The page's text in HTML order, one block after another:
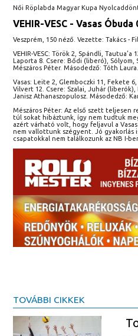
Női Röplabda Magyar Kupa
VEHIR-VESC - Vasas
Veszprém, 150 néző. Vezette: Takács -
VEHIR-VESC: Török 2, Spándli, Tautua’a
Laporta 8. Csere: Bődi (liberó), Sólyom,
Mészáros Péter. Másodedző: Tóth Laura.
Vasas: Leite 2, Glemboczki 11, Fekete
Vilvert 12. Csere: Szalai, Juhár (liberók),
Janisz Athanaszopulosz. Másodedző:
Mészáros Péter: Az első szett
túl sokat hibáztunk, így nem tudtuk
azért várható volt, hogy feljavul a
nem vallottunk szégyent. Jó gyakorlás
csapatokkal nem találkozunk az NB I-
TOVÁBBI CIKKEK